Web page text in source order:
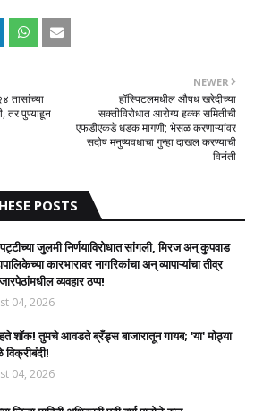
NEWER
हॉस्पिटलमधील औषध खरेदीच्या
सक्तीविरोधात आरोग्य हक्क समितीची
एफडीएकडे धडक मागणी; भेसळ करणाऱ्यांवर
सदोष मनुष्यवधाचा गुन्हा दाखल करण्याची
विनंती
तासांच्या
तर पुण्याहून
POSTS
जुलमी निर्णयाविरोधात सांगली, मिरज अन् कुपवाड
कारभारावर नागरिकांचा अन् व्यापाऱ्यांचा तीव्र
व्यवहार ठप्प!​
04, 2026
शॉक! तुमचे आवडते ब्रँड्स बाजारातून गायब; 'या' मोठ्या
04, 2026